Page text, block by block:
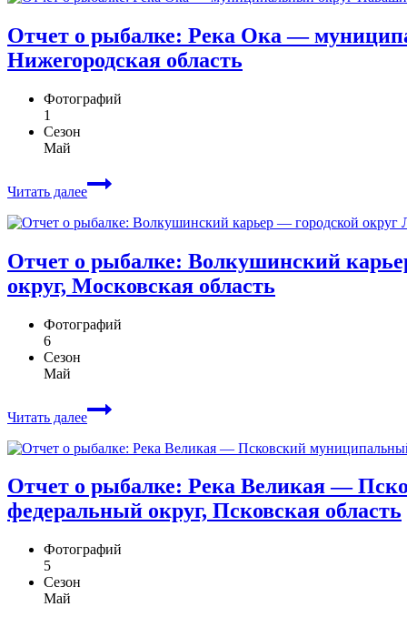
Отчет о рыбалке: Река Ока —
Нижегородская область
Фотографий
1
Сезон
Май
Читать далее
Отчет о рыбалке: Волкушинский
округ, Московская область
Фотографий
6
Сезон
Май
Читать далее
Отчет о рыбалке: Река Великая —
федеральный округ, Псковская область
Фотографий
5
Сезон
Май